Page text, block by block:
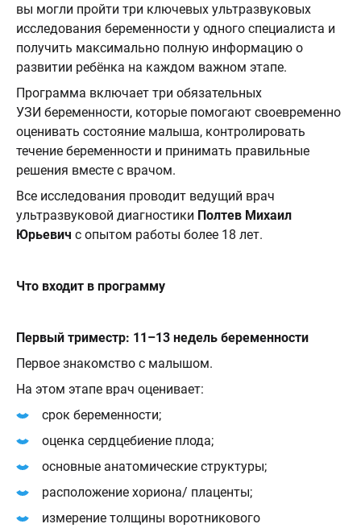
вы могли пройти три ключевых ультразвуковых
исследования беременности у одного специалиста и
получить максимально полную информацию о
развитии ребёнка на каждом важном этапе.
Программа включает три обязательных
УЗИ беременности, которые помогают своевременно
оценивать состояние малыша, контролировать
течение беременности и принимать правильные
решения вместе с врачом.
Все исследования проводит ведущий врач
ультразвуковой диагностики Полтев Михаил
Юрьевич с опытом работы более 18 лет.
Что входит в программу
Первый триместр: 11–13 недель беременности
Первое знакомство с малышом.
На этом этапе врач оценивает:
срок беременности;
оценка сердцебиение плода;
основные анатомические структуры;
расположение хориона/ плаценты;
измерение толщины воротникового